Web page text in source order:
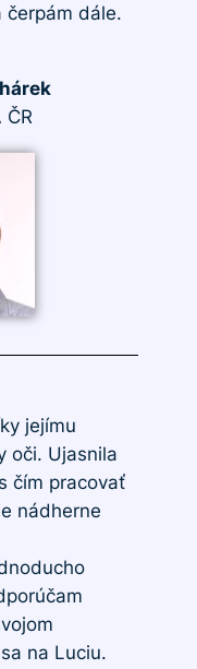
čerpám dále.
ČR
jejímu
oči. Ujasnila
čím pracovať
nádherne
na Luciu.